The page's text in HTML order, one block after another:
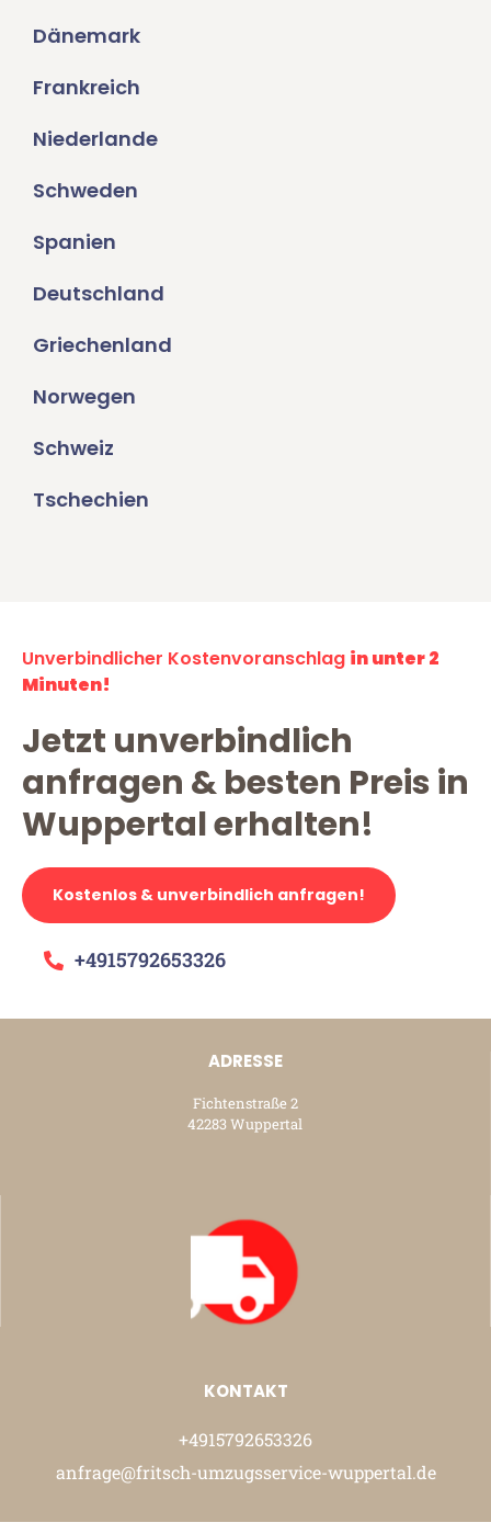
Dänemark
Frankreich
Niederlande
Schweden
Spanien
Deutschland
Griechenland
Norwegen
Schweiz
Tschechien
Unverbindlicher Kostenvoranschlag in unter 2
Minuten!
Jetzt unverbindlich
anfragen & besten Preis in
Wuppertal erhalten!
Kostenlos & unverbindlich anfragen!
+4915792653326
ADRESSE
Fichtenstraße 2
42283 Wuppertal
KONTAKT
+4915792653326
anfrage@fritsch-umzugsservice-wuppertal.de